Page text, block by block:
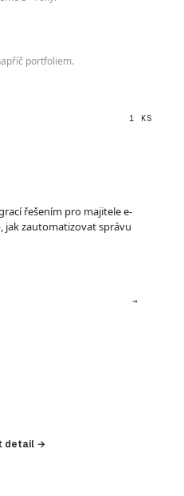
portfoliem.
1 KS
řešením pro majitele e-
jak zautomatizovat správu
→
detail →